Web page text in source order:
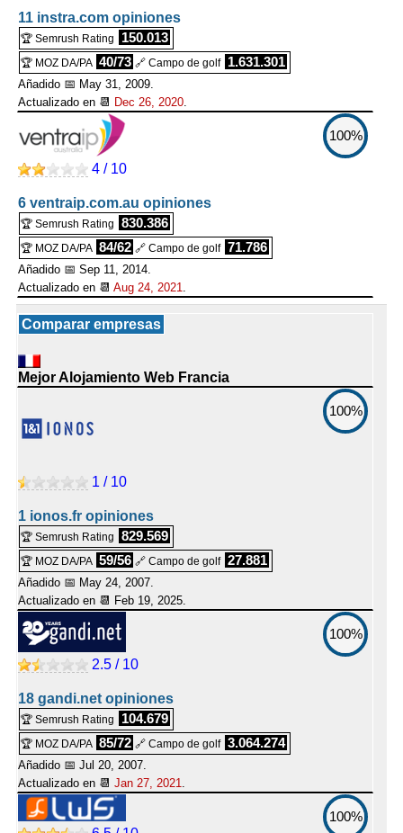
11 instra.com opiniones
🏆 Semrush Rating 150.013
🏆 MOZ DA/PA 40/73 🔗 Campo de golf 1.631.301
Añadido 📅 May 31, 2009.
Actualizado en 📆 Dec 26, 2020.
100%
4 / 10
6 ventraip.com.au opiniones
🏆 Semrush Rating 830.386
🏆 MOZ DA/PA 84/62 🔗 Campo de golf 71.786
Añadido 📅 Sep 11, 2014.
Actualizado en 📆 Aug 24, 2021.
Comparar empresas
Mejor Alojamiento Web Francia
100%
1 / 10
1 ionos.fr opiniones
🏆 Semrush Rating 829.569
🏆 MOZ DA/PA 59/56 🔗 Campo de golf 27.881
Añadido 📅 May 24, 2007.
Actualizado en 📆 Feb 19, 2025.
100%
2.5 / 10
18 gandi.net opiniones
🏆 Semrush Rating 104.679
🏆 MOZ DA/PA 85/72 🔗 Campo de golf 3.064.274
Añadido 📅 Jul 20, 2007.
Actualizado en 📆 Jan 27, 2021.
100%